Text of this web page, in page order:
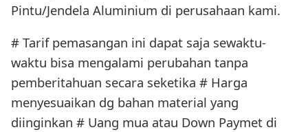
Pintu/Jendela Aluminium di perusahaan kami.
# Tarif pemasangan ini dapat saja sewaktu-
waktu bisa mengalami perubahan tanpa
pemberitahuan secara seketika # Harga
menyesuaikan dg bahan material yang
diinginkan # Uang mua atau Down Paymet di